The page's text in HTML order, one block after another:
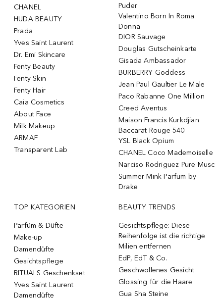
CHANEL
HUDA BEAUTY
Prada
Yves Saint Laurent
Dr. Emi Skincare
Fenty Beauty
Fenty Skin
Fenty Hair
Caia Cosmetics
About Face
Milk Makeup
ARMAF
Transparent Lab
Puder
Valentino Born In Roma
Donna
DIOR Sauvage
Douglas Gutscheinkarte
Gisada Ambassador
BURBERRY Goddess
Jean Paul Gaultier Le Male
Paco Rabanne One Million
Creed Aventus
Maison Francis Kurkdjian
Baccarat Rouge 540
YSL Black Opium
CHANEL Coco Mademoiselle
Narciso Rodriguez Pure Musc
Summer Mink Parfum by
Drake
TOP KATEGORIEN
Parfüm & Düfte
Make-up
Damendüfte
Gesichtspflege
RITUALS Geschenkset
Yves Saint Laurent
Damendüfte
BEAUTY TRENDS
Gesichtspflege: Diese
Reihenfolge ist die richtige
Milien entfernen
EdP, EdT & Co.
Geschwollenes Gesicht
Glossing für die Haare
Gua Sha Steine